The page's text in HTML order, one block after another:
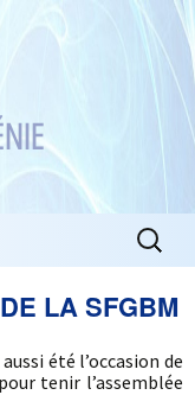
LA SFGBM
été l’occasion de
tenir l’assemblée